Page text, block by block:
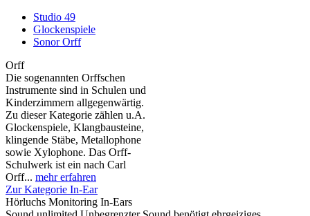
Studio 49
Glockenspiele
Sonor Orff
Orff
Die sogenannten Orffschen
Instrumente sind in Schulen und
Kinderzimmern allgegenwärtig.
Zu dieser Kategorie zählen u.A.
Glockenspiele, Klangbausteine,
klingende Stäbe, Metallophone
sowie Xylophone. Das Orff-
Schulwerk ist ein nach Carl
Orff... mehr erfahren
Zur Kategorie In-Ear
Hörluchs Monitoring In-Ears